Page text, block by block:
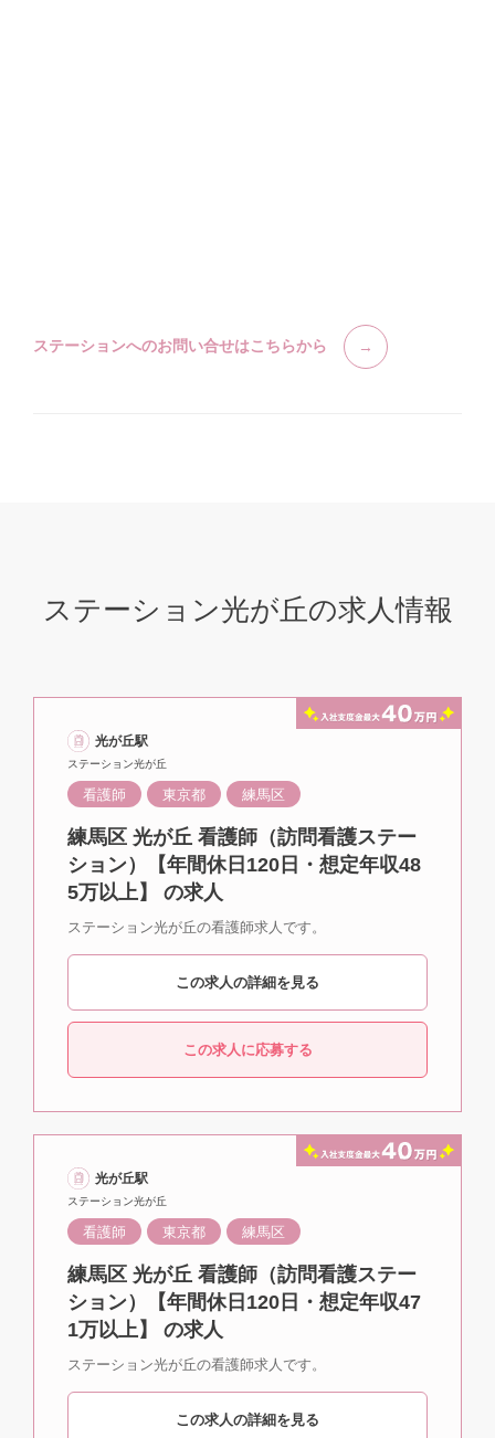
ステーションへのお問い合せはこちらから
ステーション光が丘の求人情報
光が丘駅
ステーション光が丘
看護師 東京都 練馬区
練馬区 光が丘 看護師（訪問看護ステー
ション）【年間休日120日・想定年収48
5万以上】 の求人
ステーション光が丘の看護師求人です。
この求人の詳細を見る
この求人に応募する
光が丘駅
ステーション光が丘
看護師 東京都 練馬区
練馬区 光が丘 看護師（訪問看護ステー
ション）【年間休日120日・想定年収47
1万以上】 の求人
ステーション光が丘の看護師求人です。
この求人の詳細を見る